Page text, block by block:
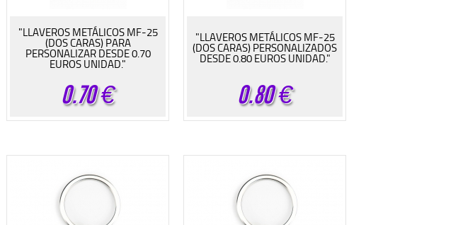
"LLAVEROS METÁLICOS MF-25
(DOS CARAS) PARA
PERSONALIZAR DESDE 0.70
EUROS UNIDAD."
0.70€
"LLAVEROS METÁLICOS MF-25
(DOS CARAS) PERSONALIZADOS
DESDE 0.80 EUROS UNIDAD."
0.80€